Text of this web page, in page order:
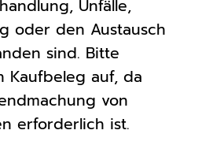
Unfälle,
oder den Austausch
sind. Bitte
Kaufbeleg auf, da
von
erforderlich ist.